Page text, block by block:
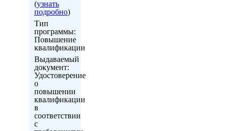
(узнать
подробно)
Тип
программы:
Повышение
квалификации
Выдаваемый
документ:
Удостоверение
о
повышении
квалификации
в
соответствии
с